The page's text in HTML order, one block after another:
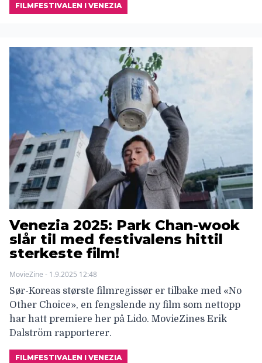
FILMFESTIVALEN I VENEZIA
Venezia 2025: Park Chan-wook
slår til med festivalens hittil
sterkeste film!
MovieZine - 1.9.2025 12:48
Sør-Koreas største filmregissør er tilbake med «No
Other Choice», en fengslende ny film som nettopp
har hatt premiere her på Lido. MovieZines Erik
Dalström rapporterer.
FILMFESTIVALEN I VENEZIA